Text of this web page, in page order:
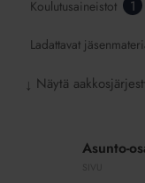
Koulutusaineistot 1
Ladattavat
↓ Näytä
Asunto-